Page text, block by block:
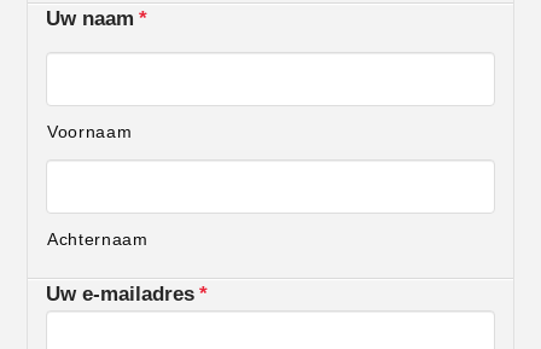
Uw naam *
Voornaam
Achternaam
Uw e-mailadres *